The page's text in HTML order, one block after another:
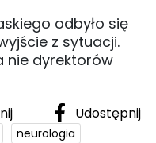
odbyło się
z sytuacji.
nie dyrektorów
Udostępnij
neurologia